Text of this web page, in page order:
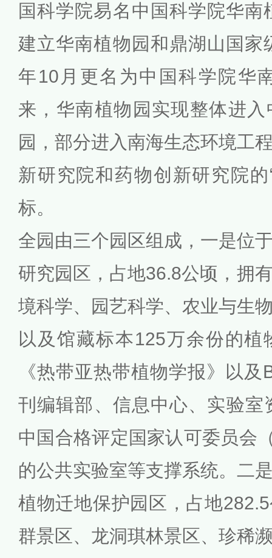
国科学院易名中国科学院华南
建立华南植物园和鼎湖山国家
年10月更名为中国科学院华
来，华南植物园实现整体进
园，部分进入南海生态环境工
新研究院和药物创新研究院
标。
全园由三个园区组成，一是位
研究园区，占地36.8公顷，拥
境科学、园艺科学、农业与生
以及馆藏标本125万余份的
《热带亚热带植物学报》以
刊编辑部、信息中心、实验室
中国合格评定国家认可委员会
的公共实验室等支撑系统。二
植物迁地保护园区，占地
群景区、龙洞琪林景区、珍稀